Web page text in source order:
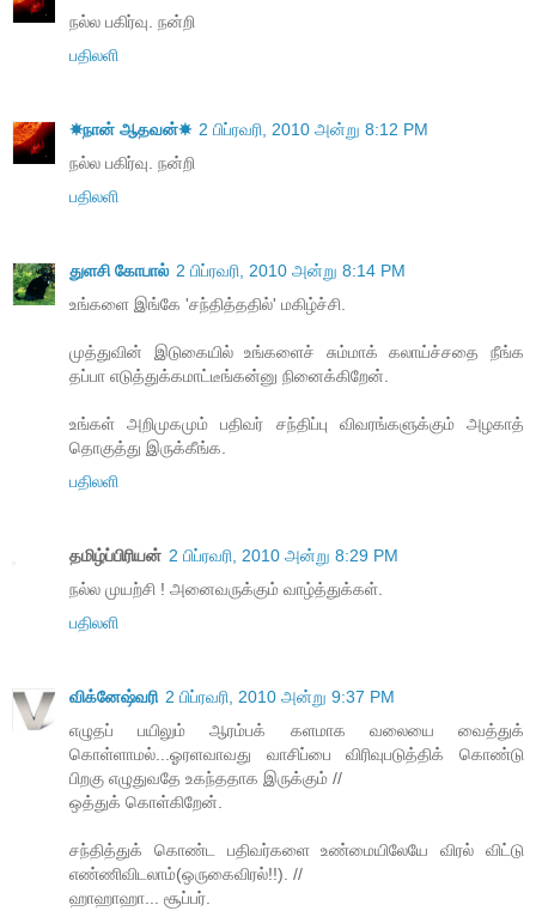
நல்ல பகிர்வு. நன்றி
பதிலளி
☀நான் ஆதவன்☀ 2 பிப்ரவரி, 2010 அன்று 8:12 PM
நல்ல பகிர்வு. நன்றி
பதிலளி
துளசி கோபால் 2 பிப்ரவரி, 2010 அன்று 8:14 PM
உங்களை இங்கே 'சந்தித்ததில்' மகிழ்ச்சி.
முத்துவின் இடுகையில் உங்களைச் சும்மாக் கலாய்ச்சதை நீங்க
தப்பா எடுத்துக்கமாட்டீங்கன்னு நினைக்கிறேன்.
உங்கள் அறிமுகமும் பதிவர் சந்திப்பு விவரங்களுக்கும் அழகாத்
தொகுத்து இருக்கீங்க.
பதிலளி
தமிழ்ப்பிரியன் 2 பிப்ரவரி, 2010 அன்று 8:29 PM
நல்ல முயற்சி ! அனைவருக்கும் வாழ்த்துக்கள்.
பதிலளி
விக்னேஷ்வரி 2 பிப்ரவரி, 2010 அன்று 9:37 PM
எழுதப் பயிலும் ஆரம்பக் களமாக வலையை வைத்துக்
கொள்ளாமல்...ஓரளவாவது வாசிப்பை விரிவுபடுத்திக் கொண்டு
பிறகு எழுதுவதே உகந்ததாக இருக்கும் //
ஒத்துக் கொள்கிறேன்.
சந்தித்துக் கொண்ட பதிவர்களை உண்மையிலேயே விரல் விட்டு
எண்ணிவிடலாம்(ஒருகைவிரல்!!). //
ஹாஹாஹா... சூப்பர்.